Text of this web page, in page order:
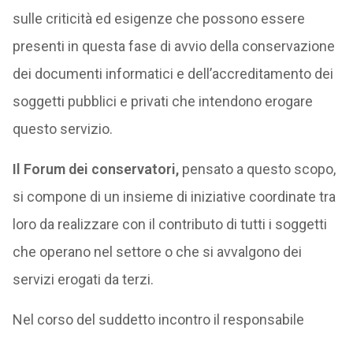
sulle criticità ed esigenze che possono essere
presenti in questa fase di avvio della conservazione
dei documenti informatici e dell’accreditamento dei
soggetti pubblici e privati che intendono erogare
questo servizio.
Il Forum dei conservatori,pensato a questo scopo,
si compone di un insieme di iniziative coordinate tra
loro da realizzare con il contributo di tutti i soggetti
che operano nel settore o che si avvalgono dei
servizi erogati da terzi.
Nel corso del suddetto incontro il responsabile